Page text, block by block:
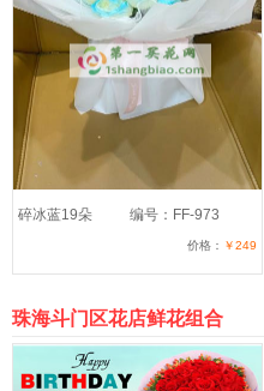
碎冰蓝19朵 编号：FF-973
价格： ￥249
珠海斗门区花店鲜花组合